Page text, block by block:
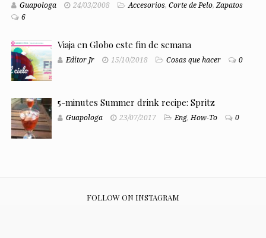
Guapologa 24/03/2008 Accesorios, Corte de Pelo, Zapatos
6
Viaja en Globo este fin de semana
Editor Jr 15/10/2018 Cosas que hacer 0
5-minutes Summer drink recipe: Spritz
Guapologa 23/07/2017 Eng,How-To 0
FOLLOW ON INSTAGRAM